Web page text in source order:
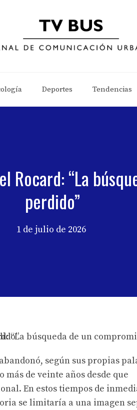
Deportes Tendencias
Rocard: “La
perdido”
1 de julio de 2026
según sus propias
más de veinte años desde que
En estos tiempos de
se limitaría a una imagen